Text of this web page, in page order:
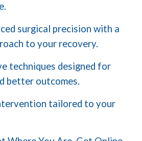
surgical precision with a
to your recovery.
techniques designed for
better outcomes.
tailored to your